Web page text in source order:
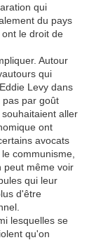
qui
du pays
le droit de
Autour
qui
Levy dans
pas par goût
aller
ont
avocats
communisme,
peut même voir
qui leur
d'être
lesquelles se
qu'on